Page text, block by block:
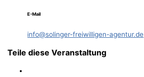
E-Mail
info@solinger-freiwilligen-agentur.de
Teile diese Veranstaltung